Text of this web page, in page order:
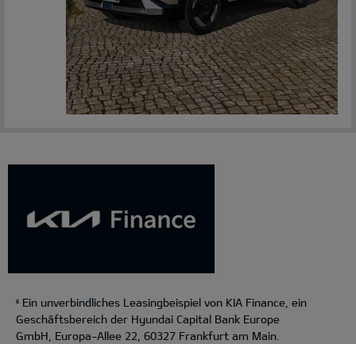
6
Ein unverbindliches Leasingbeispiel von KIA Finance, ein
Geschäftsbereich der Hyundai Capital Bank Europe
GmbH, Europa-Allee 22, 60327 Frankfurt am Main.